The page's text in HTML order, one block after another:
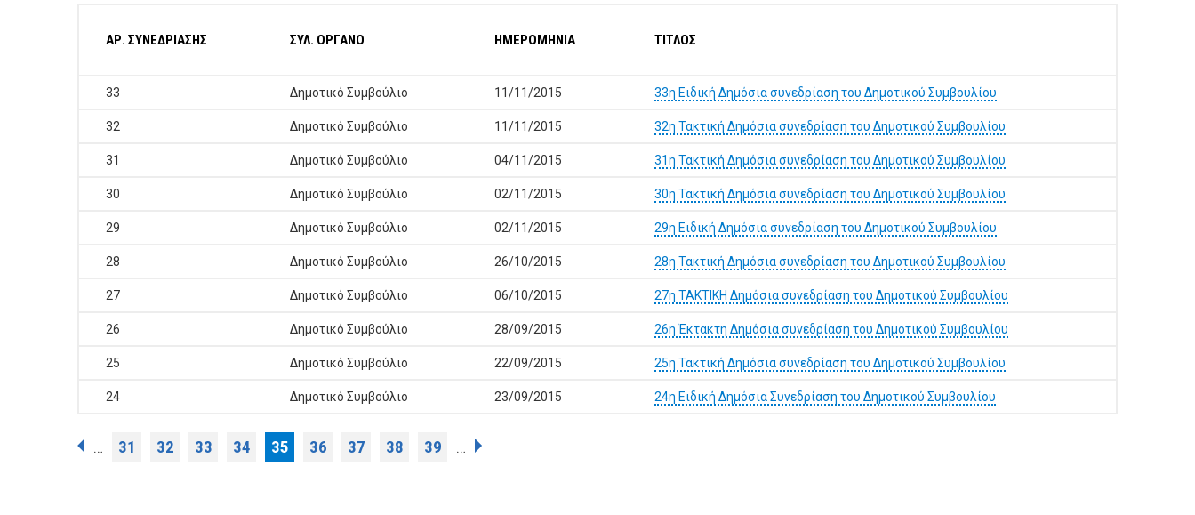
ΑΡ. ΣΥΝΕΔΡΙΑΣΗΣ ΣΥΛ. ΟΡΓΑΝΟ ΗΜΕΡΟΜΗΝΙΑ ΤΙΤΛΟΣ
33 Δημοτικό Συμβούλιο 11/11/2015 33η Ειδική Δημόσια συνεδρίαση του Δημοτικού Συμβουλίου
32 Δημοτικό Συμβούλιο 11/11/2015 32η Τακτική Δημόσια συνεδρίαση του Δημοτικού Συμβουλίου
31 Δημοτικό Συμβούλιο 04/11/2015 31η Τακτική Δημόσια συνεδρίαση του Δημοτικού Συμβουλίου
30 Δημοτικό Συμβούλιο 02/11/2015 30η Τακτική Δημόσια συνεδρίαση του Δημοτικού Συμβουλίου
29 Δημοτικό Συμβούλιο 02/11/2015 29η Ειδική Δημόσια συνεδρίαση του Δημοτικού Συμβουλίου
28 Δημοτικό Συμβούλιο 26/10/2015 28η Τακτική Δημόσια συνεδρίαση του Δημοτικού Συμβουλίου
27 Δημοτικό Συμβούλιο 06/10/2015 27η ΤΑΚΤΙΚΗ Δημόσια συνεδρίαση του Δημοτικού Συμβουλίου
26 Δημοτικό Συμβούλιο 28/09/2015 26η Έκτακτη Δημόσια συνεδρίαση του Δημοτικού Συμβουλίου
25 Δημοτικό Συμβούλιο 22/09/2015 25η Τακτική Δημόσια συνεδρίαση του Δημοτικού Συμβουλίου
24 Δημοτικό Συμβούλιο 23/09/2015 24η Ειδική Δημόσια Συνεδρίαση του Δημοτικού Συμβουλίου
Σελίδες
… 31 32 33 34 35 36 37 38 39 …